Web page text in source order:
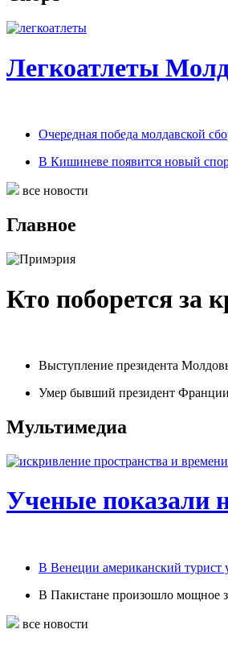
Легкоатлеты
Очередная победа молдавской
В Кишиневе появится новый
все новости
Главное
Кто поборется за
Выступление президента
Умер бывший президент
Мультимедиа
Ученые показали
В Венеции американский турист
В Пакистане произошло мощное
все новости